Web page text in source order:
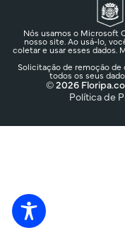
Nós usamos o Microsoft
nosso site. Ao usá-lo,
coletar e usar esses dados.
Solicitação de remoção de
todos os seus
© 2026
Política de